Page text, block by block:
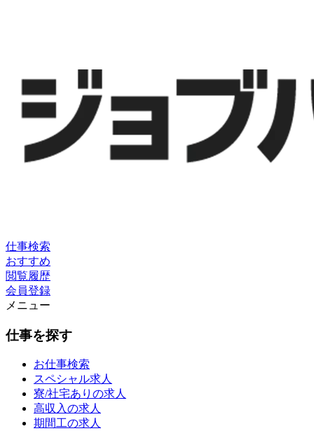
仕事検索
おすすめ
閲覧履歴
会員登録
メニュー
仕事を探す
お仕事検索
スペシャル求人
寮/社宅ありの求人
高収入の求人
期間工の求人